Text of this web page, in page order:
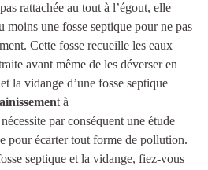
rattachée au tout à l’égout, elle
moins une fosse septique pour ne pas
Cette fosse recueille les eaux
avant même de les déverser en
la vidange d’une fosse septique
t à
par conséquent une étude
pour écarter tout forme de pollution.
septique et la vidange, fiez-vous